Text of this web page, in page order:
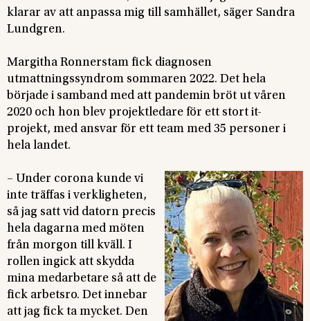
klarar av att anpassa mig till samhället, säger Sandra
Lundgren.
Margitha Ronnerstam fick diagnosen
utmattningssyndrom sommaren 2022. Det hela
började i samband med att pandemin bröt ut våren
2020 och hon blev projektledare för ett stort it-
projekt, med ansvar för ett team med 35 personer i
hela landet.
– Under corona kunde vi
inte träffas i verkligheten,
så jag satt vid datorn precis
hela dagarna med möten
från morgon till kväll. I
rollen ingick att skydda
mina medarbetare så att de
fick arbetsro. Det innebar
att jag fick ta mycket. Den